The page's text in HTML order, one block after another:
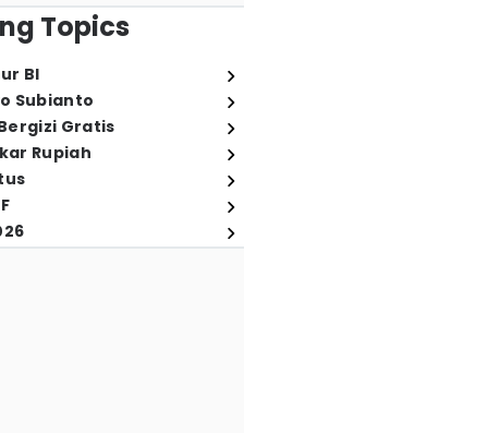
Topics
BI
Subianto
Gratis
Rupiah